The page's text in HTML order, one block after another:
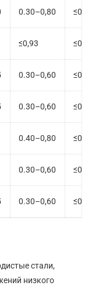
0.30–0,80 ≤0,025
≤0,93 ≤0,035
0.30–0,60 ≤0,025
0.30–0,60 ≤0,025
0.40–0,80 ≤0,040
0.30–0,60 ≤0,035
0.30–0,60 ≤0,035
стали,
низкого